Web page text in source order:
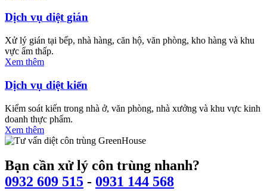
Dịch vụ diệt gián
Xử lý gián tại bếp, nhà hàng, căn hộ, văn phòng, kho hàng và khu
vực ẩm thấp.
Xem thêm
Dịch vụ diệt kiến
Kiểm soát kiến trong nhà ở, văn phòng, nhà xưởng và khu vực kinh
doanh thực phẩm.
Xem thêm
Bạn cần xử lý côn trùng nhanh?
0932 609 515 - 0931 144 568